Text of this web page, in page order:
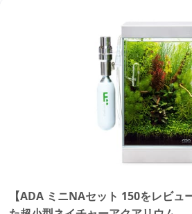
【ADA ミニNAセット 150をレビュ